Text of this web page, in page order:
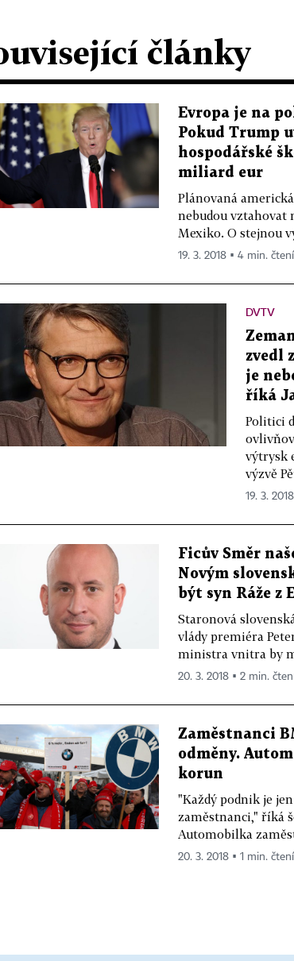
články
Evropa je na
Pokud Trump
hospodářské
miliard eur
Plánovaná
nebudou vztahovat
Mexiko. O stejnou
19. 3. 2018 ▪ 4 min. čtení
DVTV
zvedl
je
říká
Politici
výtrysk
výzvě
19. 3. 2018
Ficův Směr
Novým
být syn Ráže z
Staronová
vlády premiéra
ministra vnitra by
20. 3. 2018 ▪ 2 min.
Zaměstnanci
odměny.
korun
"Každý podnik je
zaměstnanci," říká
Automobilka
20. 3. 2018 ▪ 1 min. čtení